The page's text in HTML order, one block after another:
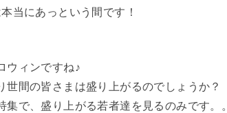
当にあっという間です！
ウィンですね♪
世間の皆さまは盛り上がるのでしょうか？
集で、盛り上がる若者達を見るのみです。。